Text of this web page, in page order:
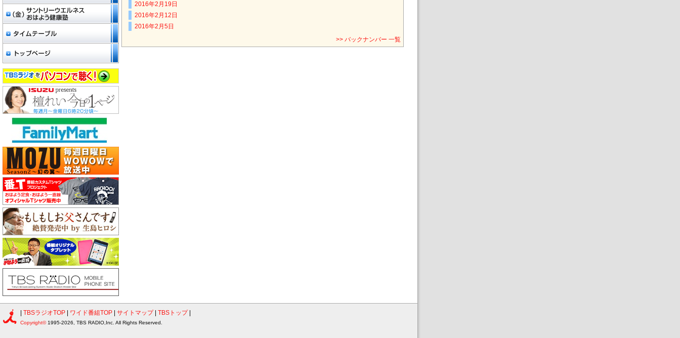
2016年2月19日
2016年2月12日
2016年2月5日
>> バックナンバー 一覧
TBSラジオTOP ワイド番組TOP サイトマップ TBSトップ|
Copyright© 1995-2026, TBS RADIO,Inc. All Rights Reserved.